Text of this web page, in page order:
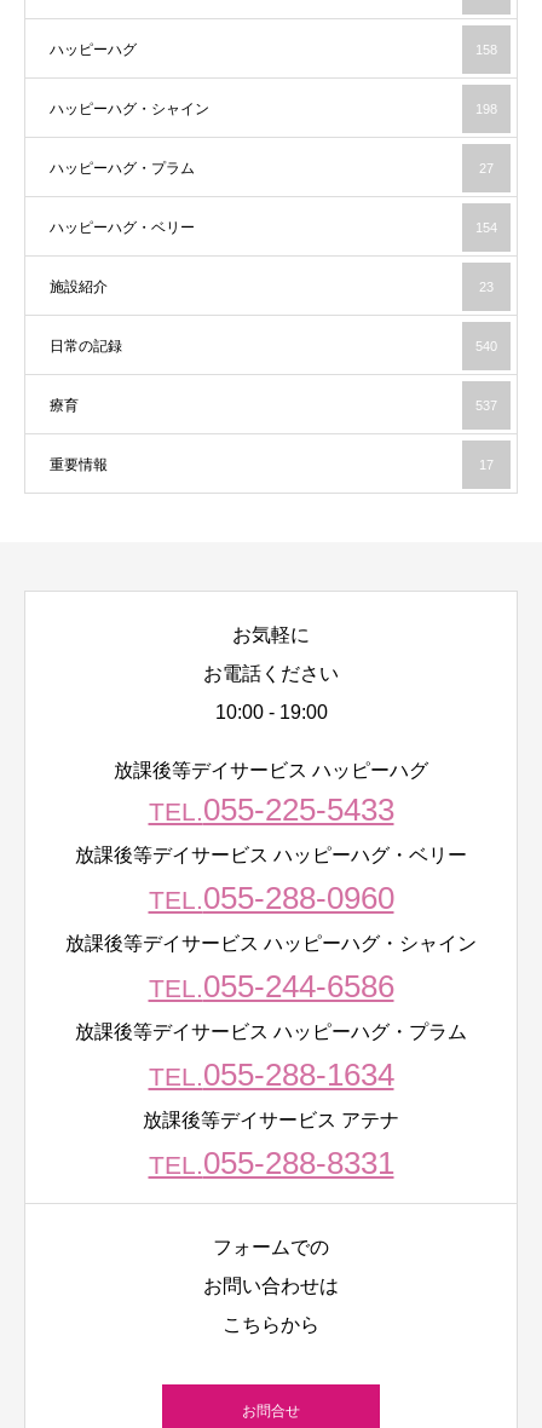
ハッピーハグ 158
ハッピーハグ・シャイン 198
ハッピーハグ・プラム 27
ハッピーハグ・ベリー 154
施設紹介 23
日常の記録 540
療育 537
重要情報 17
お気軽に
お電話ください
10:00 - 19:00
放課後等デイサービス ハッピーハグ
TEL. 055-225-5433
放課後等デイサービス ハッピーハグ・ベリー
TEL. 055-288-0960
放課後等デイサービス ハッピーハグ・シャイン
TEL. 055-244-6586
放課後等デイサービス ハッピーハグ・プラム
TEL. 055-288-1634
放課後等デイサービス アテナ
TEL. 055-288-8331
フォームでの
お問い合わせは
こちらから
お問合せ